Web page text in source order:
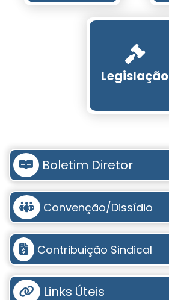
Legislação
Boletim Diretor
Convenção/Dissídio
Contribuição Sindical
Links Úteis